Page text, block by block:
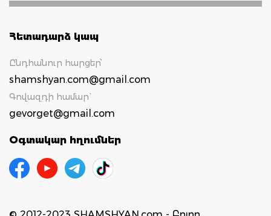
Հետադարձ կապ
Ընդհանուր հարցեր՝
shamshyan.com@gmail.com
Գովազդի համար`
gevorget@gmail.com
Օգտակար հղումներ